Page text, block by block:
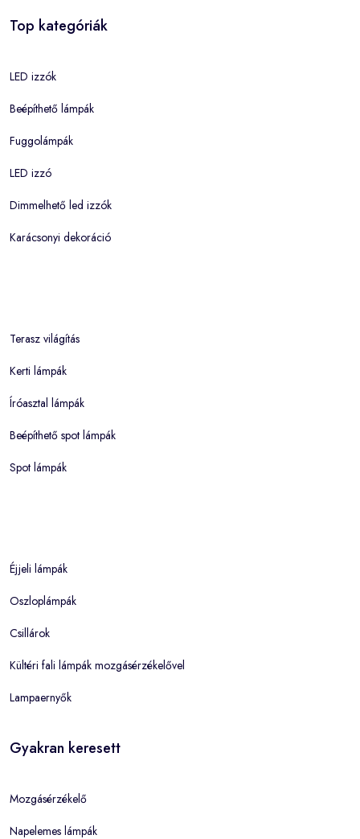
Top kategóriák
LED izzók
Beépíthető lámpák
Fuggolámpák
LED izzó
Dimmelhető led izzók
Karácsonyi dekoráció
Terasz világítás
Kerti lámpák
Íróasztal lámpák
Beépíthető spot lámpák
Spot lámpák
Éjjeli lámpák
Oszloplámpák
Csillárok
Kültéri fali lámpák mozgásérzékelővel
Lampaernyők
Gyakran keresett
Mozgásérzékelő
Napelemes lámpák